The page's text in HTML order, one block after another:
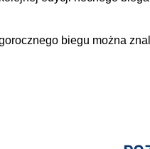
biegu można